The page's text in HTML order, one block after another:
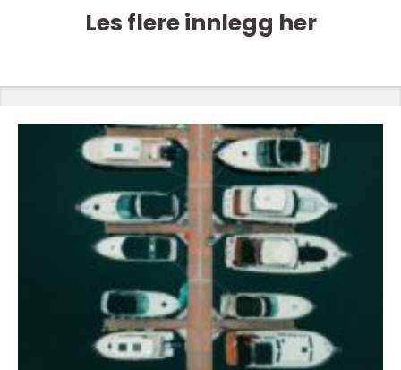
Les flere innlegg her